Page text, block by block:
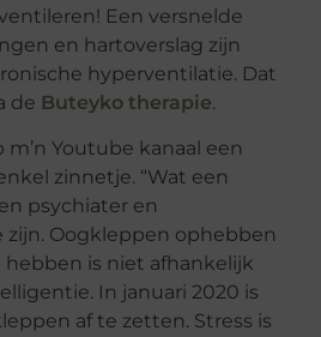
Een versnelde
en hartoverslag zijn
hyperventilatie. Dat
de Buteyko therapie.
Youtube kanaal een
zinnetje. “Wat een
psychiater en
Oogkleppen ophebben
hebben is niet afhankelijk
In januari 2020 is
af te zetten. Stress is